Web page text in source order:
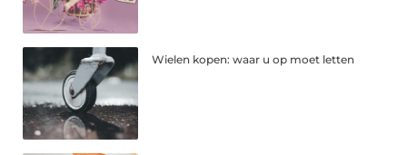
Wielen kopen: waar u op moet letten